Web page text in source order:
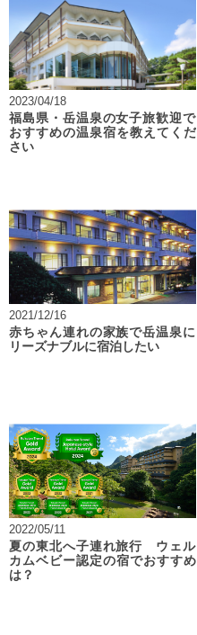
2023/04/18
福島県・岳温泉の女子旅歓迎で
おすすめの温泉宿を教えてくだ
さい
2021/12/16
赤ちゃん連れの家族で岳温泉に
リーズナブルに宿泊したい
2022/05/11
夏の東北へ子連れ旅行 ウェル
カムベビー認定の宿でおすすめ
は？